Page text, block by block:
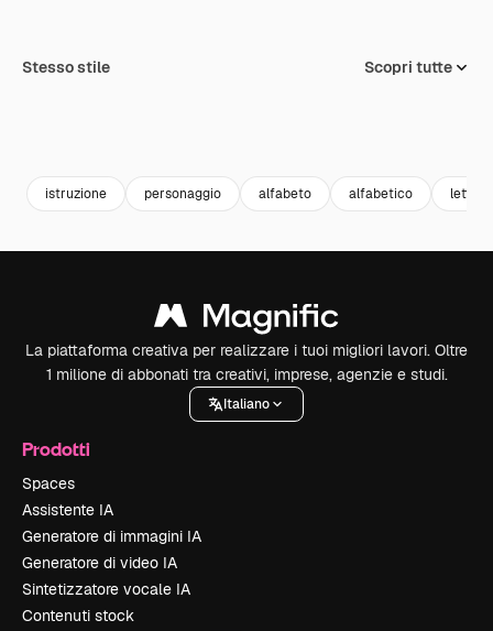
Stesso stile Scopri tutte
istruzione personaggio alfabeto alfabetico
La piattaforma creativa per realizzare i tuoi migliori lavori. Oltre
1 milione di abbonati tra creativi, imprese, agenzie e studi.
Italiano
Prodotti
Spaces
Assistente IA
Generatore di immagini IA
Generatore di video IA
Sintetizzatore vocale IA
Contenuti stock